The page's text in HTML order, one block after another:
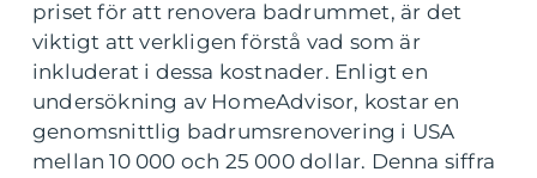
priset för att renovera badrummet, är det
viktigt att verkligen förstå vad som är
inkluderat i dessa kostnader. Enligt en
undersökning av HomeAdvisor, kostar en
genomsnittlig badrumsrenovering i USA
mellan 10 000 och 25 000 dollar. Denna siffra